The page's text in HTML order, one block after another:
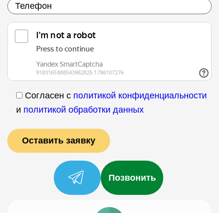
Согласен с политикой конфиденциальности
и политикой обработки данных
Позвонить